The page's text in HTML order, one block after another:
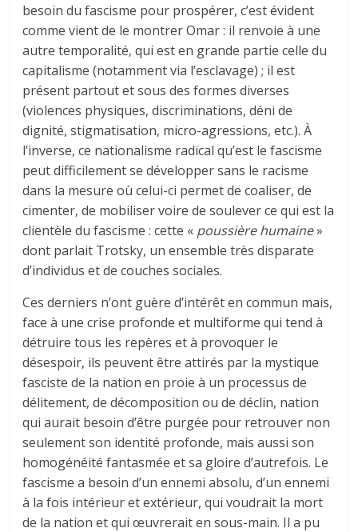
besoin du fascisme pour prospérer, c’est évident
comme vient de le montrer Omar : il renvoie à une
autre temporalité, qui est en grande partie celle du
capitalisme (notamment via l’esclavage) ; il est
présent partout et sous des formes diverses
(violences physiques, discriminations, déni de
dignité, stigmatisation, micro-agressions, etc.). À
l’inverse, ce nationalisme radical qu’est le fascisme
peut difficilement se développer sans le racisme
dans la mesure où celui-ci permet de coaliser, de
cimenter, de mobiliser voire de soulever ce qui est la
clientèle du fascisme : cette « poussière humaine»
dont parlait Trotsky, un ensemble très disparate
d’individus et de couches sociales.
Ces derniers n’ont guère d’intérêt en commun mais,
face à une crise profonde et multiforme qui tend à
détruire tous les repères et à provoquer le
désespoir, ils peuvent être attirés par la mystique
fasciste de la nation en proie à un processus de
délitement, de décomposition ou de déclin, nation
qui aurait besoin d’être purgée pour retrouver non
seulement son identité profonde, mais aussi son
homogénéité fantasmée et sa gloire d’autrefois. Le
fascisme a besoin d’un ennemi absolu, d’un ennemi
à la fois intérieur et extérieur, qui voudrait la mort
de la nation et qui œuvrerait en sous-main. Il a pu